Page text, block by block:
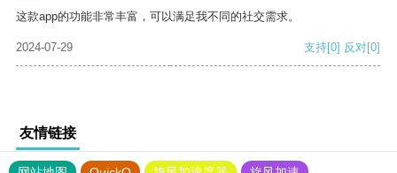
这款app的功能非常丰富，可以满足我不同的社交需求。
2024-07-29 支持[0] 反对[0]
友情链接